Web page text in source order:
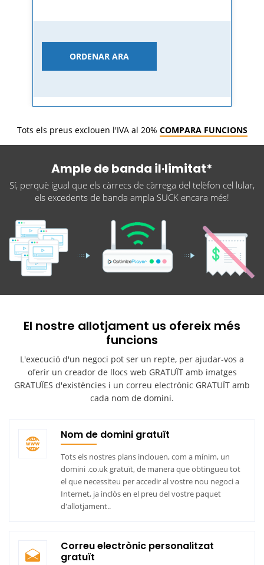
ORDENAR ARA
Tots els preus exclouen l'IVA al 20% COMPARA FUNCIONS
Ample de banda il·limitat*
Sí, perquè igual que els càrrecs de càrrega del telèfon cel lular,
els excedents de banda ampla SUCK encara més!
El nostre allotjament us ofereix més
funcions
L'execució d'un negoci pot ser un repte, per ajudar-vos a
oferir un creador de llocs web GRATUÏT amb imatges
GRATUÏES d'existències i un correu electrònic GRATUÏT amb
cada nom de domini.
Nom de domini gratuït
Tots els nostres plans inclouen, com a mínim, un
domini .co.uk gratuït, de manera que obtingueu tot
el que necessiteu per accedir al vostre nou negoci a
Internet, ja inclòs en el preu del vostre paquet
d'allotjament..
Correu electrònic personalitzat
gratuït